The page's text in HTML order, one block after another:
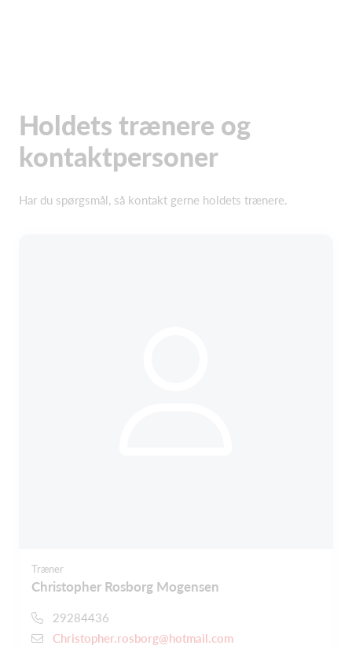
Holdets trænere og
kontaktpersoner
Har du spørgsmål, så kontakt gerne holdets trænere.
Træner
Christopher Rosborg Mogensen
29284436
Christopher.rosborg@hotmail.com